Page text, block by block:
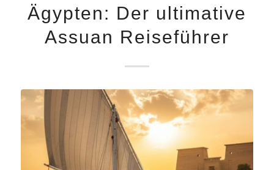
Ägypten: Der ultimative
Assuan Reiseführer